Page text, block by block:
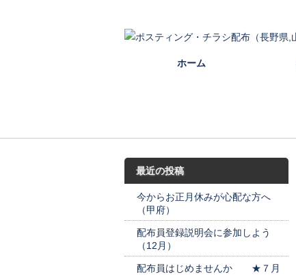
ホーム
最近の投稿
今からお正月休みが心配な方へ
（甲府）
配布員登録説明会に参加しよう
（12月）
配布員はじめませんか ★７月